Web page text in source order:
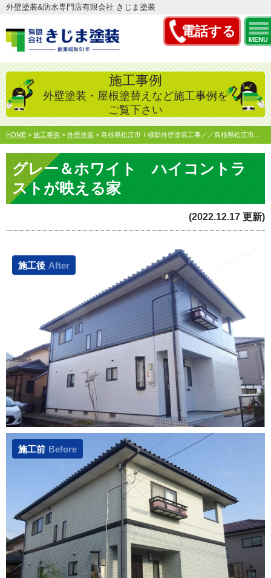
電話する
MENU
外壁塗装&防水専門店有限会社 きじま塗装
施工事例
外壁塗装・屋根塗替えなど施工事例を
ご覧下さい
HOME > 施工事例 > 外壁塗装 > 島根県松江市Ｉ様邸外壁塗装工事／／島根県松江市・出雲市・大…
グレー＆ホワイト ハイコントラ
ストが映える家
(2022.12.17 更新)
施工後 After
施工前 Before